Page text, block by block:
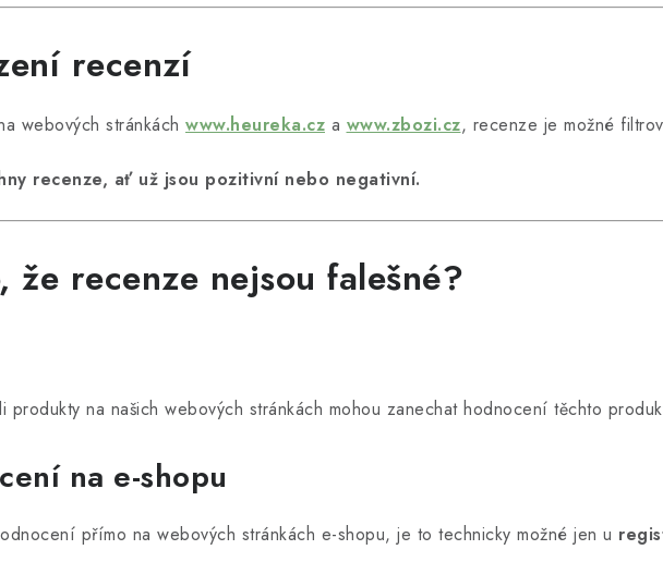
recenzí
webových stránkách www.heureka.cz a www.zbozi.cz, recenze je možné
recenze, ať už jsou pozitivní nebo negativní.
že recenze nejsou falešné?
na našich webových stránkách mohou zanechat hodnocení těchto
na e-shopu
přímo na webových stránkách e-shopu, je to technicky možné jen u